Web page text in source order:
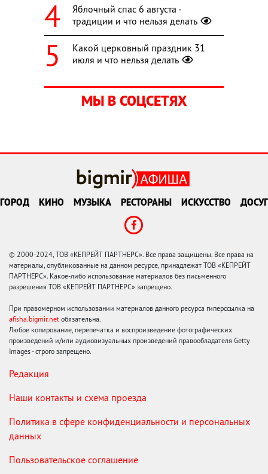
Яблочный спас 6 августа -
традиции и что нельзя делать
Какой церковный праздник 31
июля и что нельзя делать
МЫ В СОЦСЕТЯХ
ГОРОД КИНО МУЗЫКА РЕСТОРАНЫ ИСКУССТВО ДОСУГ
© 2000-2024, ТОВ «КЕПРЕЙТ ПАРТНЕРС». Все права защищены. Все права на
материалы, опубликованные на данном ресурсе, принадлежат ТОВ «КЕПРЕЙТ
ПАРТНЕРС». Какое-либо использование материалов без письменного
разрешения ТОВ «КЕПРЕЙТ ПАРТНЕРС» запрещено.
При правомерном использовании материалов данного ресурса гиперссылка на
afisha.bigmir.net обязательна.
Любое копирование, перепечатка и воспроизведение фотографических
произведений и/или аудиовизуальных произведений правообладателя Getty
Images - строго запрещено.
Редакция
Наши контакты и схема проезда
Политика в сфере конфиденциальности и персональных
данных
Пользовательское соглашение